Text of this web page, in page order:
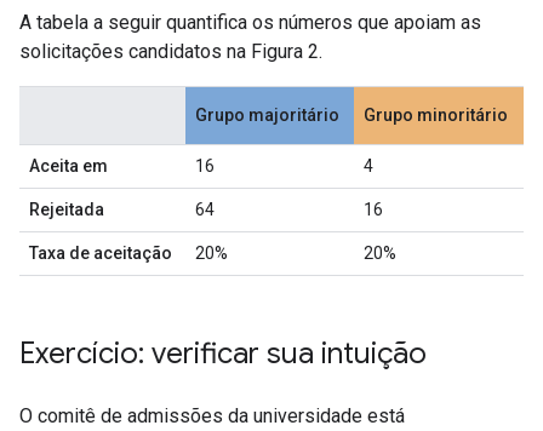
A tabela a seguir quantifica os números que apoiam as
solicitações candidatos na Figura 2.
Grupo majoritário Grupo minoritário
Aceita em 16 4
Rejeitada 64 16
Taxa de aceitação 20% 20%
Exercício: verificar sua intuição
O comitê de admissões da universidade está